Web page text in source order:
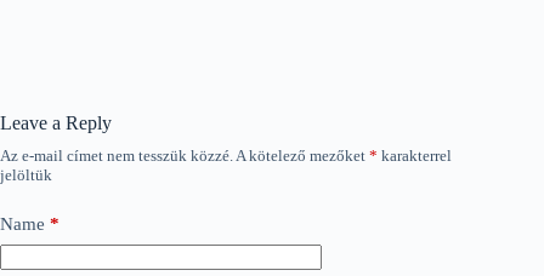
Leave a Reply
Az e-mail címet nem tesszük közzé.A kötelező mezőket * karakterrel
jelöltük
Name *